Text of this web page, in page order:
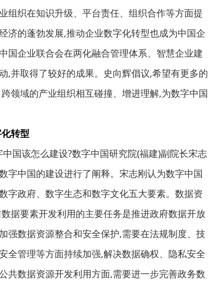
织在知识升级、平台责任、组织合作等方面提
济的蓬勃发展,推动企业数字化转型也成为中国企
国企业联合会在两化融合管理体系、智慧企业建
,并取得了较好的成果。史向辉倡议,希望有更多的
领域的产业组织相互碰撞、增进理解,为数字中国
转型
该怎么建设?数字中国研究院(福建)副院长宋志
字中国的建设进行了阐释。宋志刚认为数字中国
字政府、数字生态和数字文化五大要素。数据资
据要素开发利用的主要任务是推进政府数据开放
强数据资源整合和安全保护,需要在法规制度、技
全管理等方面持续加强,解决数据确权、隐私安全
共数据资源开发利用方面,需要进一步完善政务数